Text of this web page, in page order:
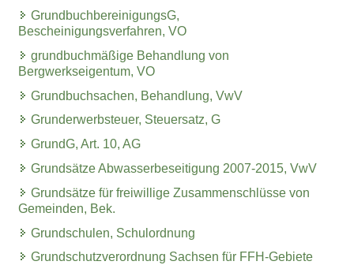
GrundbuchbereinigungsG,
Bescheinigungsverfahren, VO
grundbuchmäßige Behandlung von
Bergwerkseigentum, VO
Grundbuchsachen, Behandlung, VwV
Grunderwerbsteuer, Steuersatz, G
GrundG, Art. 10, AG
Grundsätze Abwasserbeseitigung 2007-2015, VwV
Grundsätze für freiwillige Zusammenschlüsse von
Gemeinden, Bek.
Grundschulen, Schulordnung
Grundschutzverordnung Sachsen für FFH-Gebiete